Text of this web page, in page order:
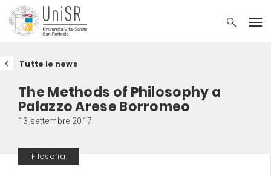
Tutte le news
The Methods of Philosophy a
Palazzo Arese Borromeo
13 settembre 2017
Filosofia